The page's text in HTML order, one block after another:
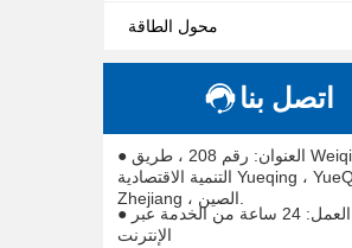
محول الطاقة
اتصل بنا
● العنوان: رقم 208 ، طريق Weiqi ، منطقة
التنمية الاقتصادية Yueqing ، YueQing ،
● وقت العمل: 24 ساعة من الخدمة عبر
الإنترنت